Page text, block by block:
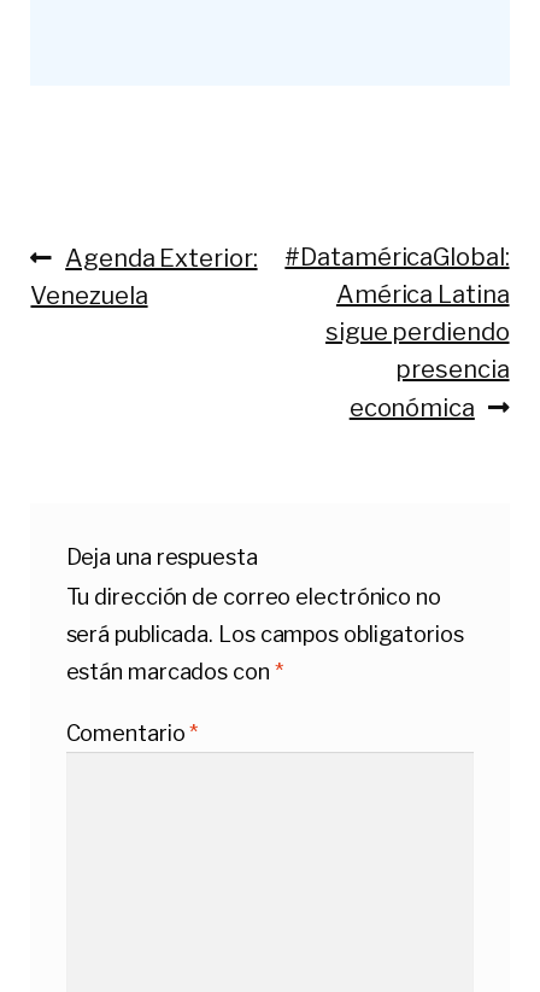
Navegación
de
Anterior:
Agenda Exterior:
Venezuela
Siguiente:
#DataméricaGlobal:
América Latina
sigue perdiendo
presencia
económica
Deja una respuesta
Tu dirección de correo electrónico no
será publicada. Los campos obligatorios
están marcados con *
Comentario*